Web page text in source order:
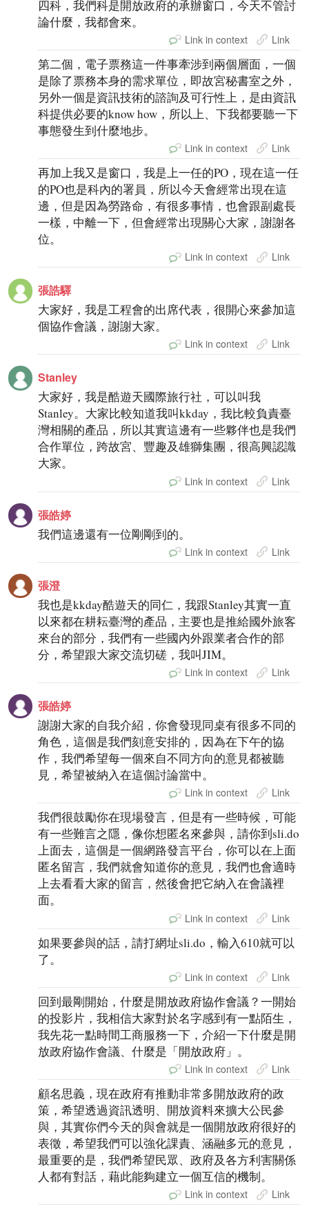
四科，我們科是開放政府的承辦窗口，今天不管討
論什麼，我都會來。
Link in context Link
第二個，電子票務這一件事牽涉到兩個層面，一個
是除了票務本身的需求單位，即故宮秘書室之外，
另外一個是資訊技術的諮詢及可行性上，是由資訊
科提供必要的know how，所以上、下我都要聽一下
事態發生到什麼地步。
Link in context Link
再加上我又是窗口，我是上一任的PO，現在這一任
的PO也是科內的署員，所以今天會經常出現在這
邊，但是因為勞路命，有很多事情，也會跟副處長
一樣，中離一下，但會經常出現關心大家，謝謝各
位。
Link in context Link
張誥驛
大家好，我是工程會的出席代表，很開心來參加這
個協作會議，謝謝大家。
Link in context Link
Stanley
大家好，我是酷遊天國際旅行社，可以叫我
Stanley。大家比較知道我叫kkday，我比較負責臺
灣相關的產品，所以其實這邊有一些夥伴也是我們
合作單位，跨故宮、豐趣及雄獅集團，很高興認識
大家。
Link in context Link
張皓婷
我們這邊還有一位剛剛到的。
Link in context Link
張澄
我也是kkday酷遊天的同仁，我跟Stanley其實一直
以來都在耕耘臺灣的產品，主要也是推給國外旅客
來台的部分，我們有一些國內外跟業者合作的部
分，希望跟大家交流切磋，我叫JIM。
Link in context Link
張皓婷
謝謝大家的自我介紹，你會發現同桌有很多不同的
角色，這個是我們刻意安排的，因為在下午的協
作，我們希望每一個來自不同方向的意見都被聽
見，希望被納入在這個討論當中。
Link in context Link
我們很鼓勵你在現場發言，但是有一些時候，可能
有一些難言之隱，像你想匿名來參與，請你到sli.do
上面去，這個是一個網路發言平台，你可以在上面
匿名留言，我們就會知道你的意見，我們也會適時
上去看看大家的留言，然後會把它納入在會議裡
面。
Link in context Link
如果要參與的話，請打網址sli.do，輸入610就可以
了。
Link in context Link
回到最剛開始，什麼是開放政府協作會議？一開始
的投影片，我相信大家對於名字感到有一點陌生，
我先花一點時間工商服務一下，介紹一下什麼是開
放政府協作會議、什麼是「開放政府」。
Link in context Link
顧名思義，現在政府有推動非常多開放政府的政
策，希望透過資訊透明、開放資料來擴大公民參
與，其實你們今天的與會就是一個開放政府很好的
表徵，希望我們可以強化課責、涵融多元的意見，
最重要的是，我們希望民眾、政府及各方利害關係
人都有對話，藉此能夠建立一個互信的機制。
Link in context Link